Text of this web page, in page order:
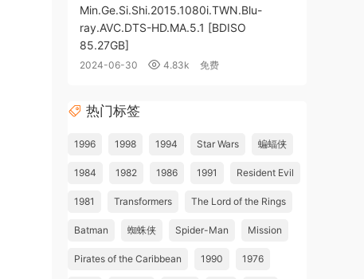
Min.Ge.Si.Shi.2015.1080i.TWN.Blu-
ray.AVC.DTS-HD.MA.5.1 [BDISO
85.27GB]
2024-06-30 4.83k 免费
热门标签
1996 1998 1994 Star Wars 蝙蝠侠
1984 1982 1986 1991 Resident Evil
1981 Transformers The Lord of the Rings
Batman 蜘蛛侠 Spider-Man Mission
Pirates of the Caribbean 1990 1976